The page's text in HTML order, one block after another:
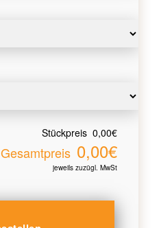
Stückpreis 0,00€
Gesamtpreis 0,00€
jeweils zuzügl. MwSt